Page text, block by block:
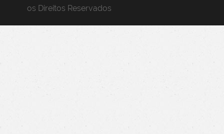
os Direitos Reservados